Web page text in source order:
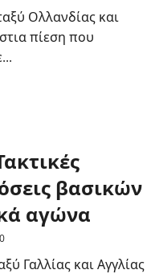
Ολλανδίας και
πίεση που
βασικών
αγώνα
0
Γαλλίας και Αγγλίας